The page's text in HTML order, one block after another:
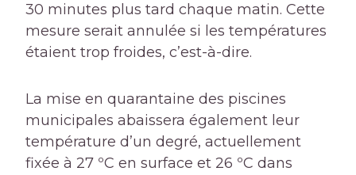
30 minutes plus tard chaque matin. Cette
mesure serait annulée si les températures
étaient trop froides, c’est-à-dire.
La mise en quarantaine des piscines
municipales abaissera également leur
température d’un degré, actuellement
fixée à 27 ºC en surface et 26 ºC dans